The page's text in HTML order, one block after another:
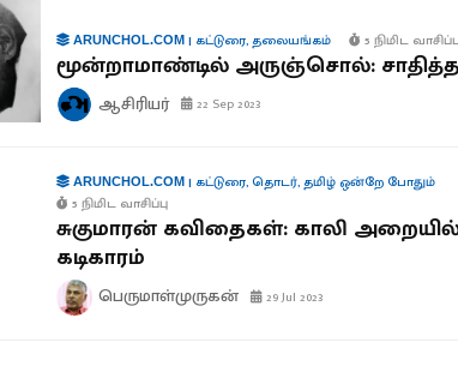
ARUNCHOL.COM| கட்டுரை, தலையங்கம் 5 நிமிட
மூன்றாமாண்டில் அருஞ்சொல்:
ஆசிரியர் 22 Sep 2023
ARUNCHOL.COM| கட்டுரை,தொடர்,தமிழ் ஒன்றே போதும்
5 நிமிட வாசிப்பு
சுகுமாரன் கவிதைகள்: காலி அறையில்
கடிகாரம்
பெருமாள்முருகன் 29 Jul 2023